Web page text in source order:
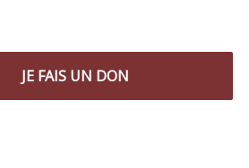
AGORA
JE FAIS UN DON